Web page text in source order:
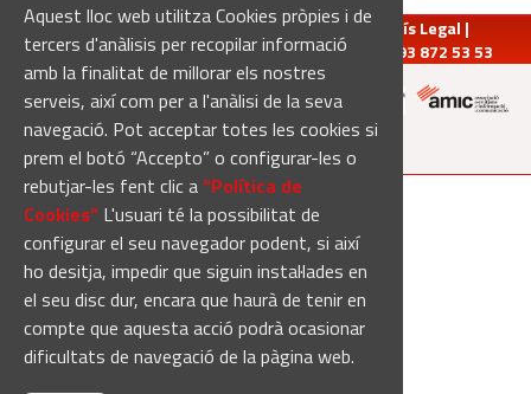
Aquest lloc web utilitza Cookies pròpies i de
tercers d'anàlisis per recopilar informació
amb la finalitat de millorar els nostres
serveis, així com per a l'anàlisi de la seva
navegació. Pot acceptar totes les cookies si
prem el botó “Accepto” o configurar-les o
rebutjar-les fent clic a“Política de
Cookies“ L'usuari té la possibilitat de
configurar el seu navegador podent, si així
ho desitja, impedir que siguin instal·lades en
el seu disc dur, encara que haurà de tenir en
compte que aquesta acció podrà ocasionar
dificultats de navegació de la pàgina web.
redaccio@manresadiari.cat|Qui som Avís Legal |
Pompeu Fabra, 7-13, 08240-Manresa | Tel.: 93 872 53 53
Altres mitjans del grup:
[Web creada perDuma Interactiva